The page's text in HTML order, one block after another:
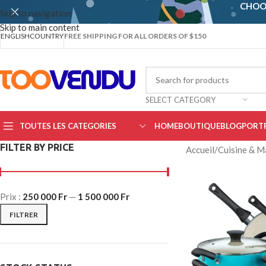
Skip to navigation
Skip to main content
ENGLISHCOUNTRYFREE SHIPPING FOR ALL ORDERS OF $150
SELECT CATEGORY
TOUTES LES CATEGORIES HOMEBOUTIQUEBLOG
FILTER BY PRICE
FILTRER
Prix : 250 000 Fr — 1 500 000 Fr
Accueil/Cuisine &